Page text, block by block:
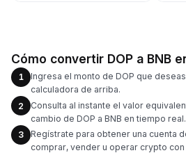
Cómo convertir DOP a BNB
1
Ingresa el monto de DOP que
calculadora de arriba.
2
Consulta al instante el valor
cambio de DOP a BNB en tiempo real.
3
Regístrate para obtener una cuenta
comprar, vender u operar crypto con